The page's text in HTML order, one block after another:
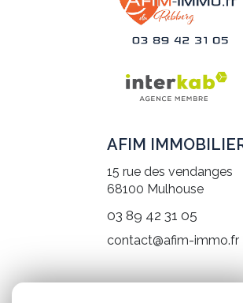
AFIM
15 rue des vendanges
68100 Mulhouse
03 89 42 31 05
contact@afim-immo.fr